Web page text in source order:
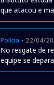
que atacou e
Polícia - 22/04/
No resgate de
equipe se